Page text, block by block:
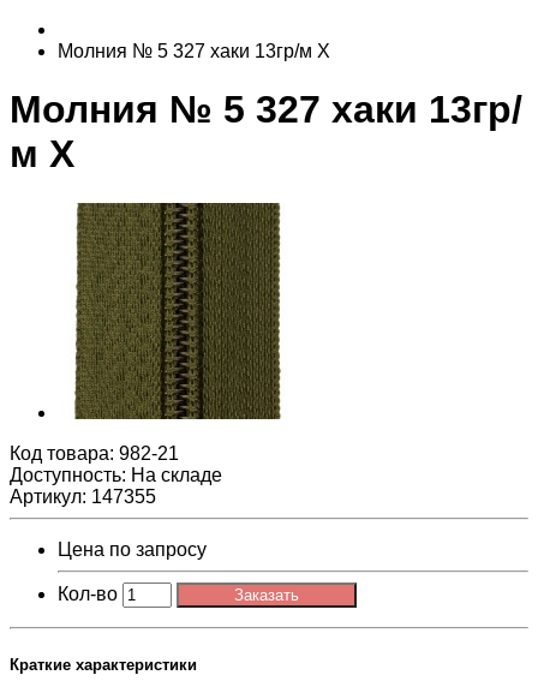
Молния № 5 327 хаки 13гр/м Х
Молния № 5 327 хаки 13гр/
м Х
Код товара: 982-21
Доступность: На складе
Артикул: 147355
Цена по запросу
Кол-во Заказать
Краткие характеристики